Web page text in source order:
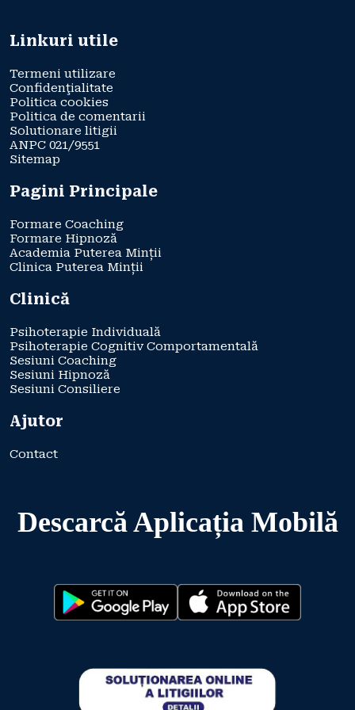
Linkuri utile
Termeni utilizare
Confidenţialitate
Politica cookies
Politica de comentarii
Solutionare litigii
ANPC 021/9551
Sitemap
Pagini Principale
Formare Coaching
Formare Hipnoză
Academia Puterea Minții
Clinica Puterea Minții
Clinică
Psihoterapie Individuală
Psihoterapie Cognitiv Comportamentală
Sesiuni Coaching
Sesiuni Hipnoză
Sesiuni Consiliere
Ajutor
Contact
Descarcă Aplicația Mobilă